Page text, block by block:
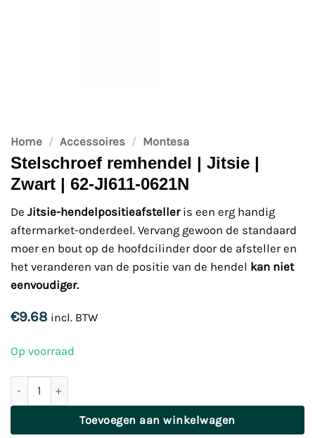
Home / Accessoires / Montesa
Stelschroef remhendel | Jitsie |
Zwart | 62-JI611-0621N
De Jitsie-hendelpositieafstelleris een erg handig
aftermarket-onderdeel. Vervang gewoon de standaard
moer en bout op de hoofdcilinder door de afsteller en
het veranderen van de positie van de hendel kan niet
eenvoudiger.
€9.68 incl. BTW
Op voorraad
Toevoegen aan winkelwagen